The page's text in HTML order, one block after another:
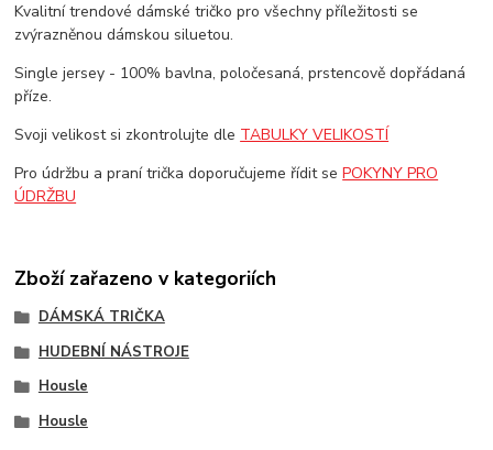
Kvalitní trendové dámské tričko pro všechny příležitosti se
zvýrazněnou dámskou siluetou.
Single jersey - 100% bavlna, poločesaná, prstencově dopřádaná
příze.
Svoji velikost si zkontrolujte dle TABULKY VELIKOSTÍ
Pro údržbu a praní trička doporučujeme řídit sePOKYNY PRO
ÚDRŽBU
Zboží zařazeno v kategoriích
DÁMSKÁ TRIČKA
HUDEBNÍ NÁSTROJE
Housle
Housle